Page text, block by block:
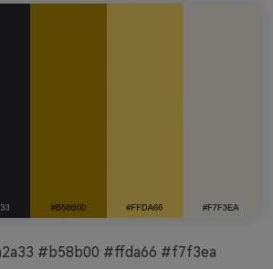
#b58b00 #ffda66 #f7f3ea